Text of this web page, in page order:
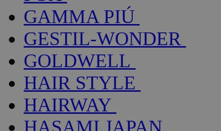
GAMMA PIÚ
GESTIL-WONDER
GOLDWELL
HAIR STYLE
HAIRWAY